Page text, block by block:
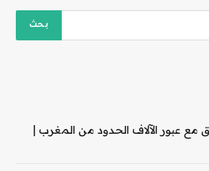
مع عبور الآلاف الحدود من المغرب |